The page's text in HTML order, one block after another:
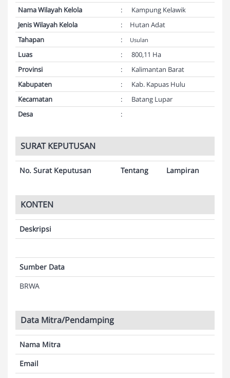
Nama Wilayah Kelola
:
Kampung Kelawik
Jenis Wilayah Kelola
:
Hutan Adat
Tahapan
: Usulan
Luas :
800,11 Ha
Provinsi
:
Kalimantan Barat
Kabupaten
:
Kab. Kapuas Hulu
Kecamatan
:
Batang Lupar
Desa
:
SURAT KEPUTUSAN
No. Surat Keputusan Tentang Lampiran
KONTEN
Deskripsi
Sumber Data
BRWA
Data Mitra/Pendamping
Nama Mitra
Email